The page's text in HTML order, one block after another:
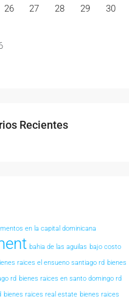
26 27 28 29
30
Recientes
en la capital dominicana
bahia de las aguilas bajo costo
raices el ensueno santiago rd bienes
rd bienes raices en santo domingo rd
bienes raices real estate bienes raices